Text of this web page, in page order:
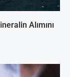
Alımını